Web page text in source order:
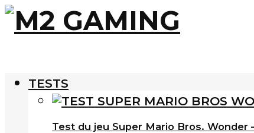
TESTS
Test du jeu Super Mario Bros.